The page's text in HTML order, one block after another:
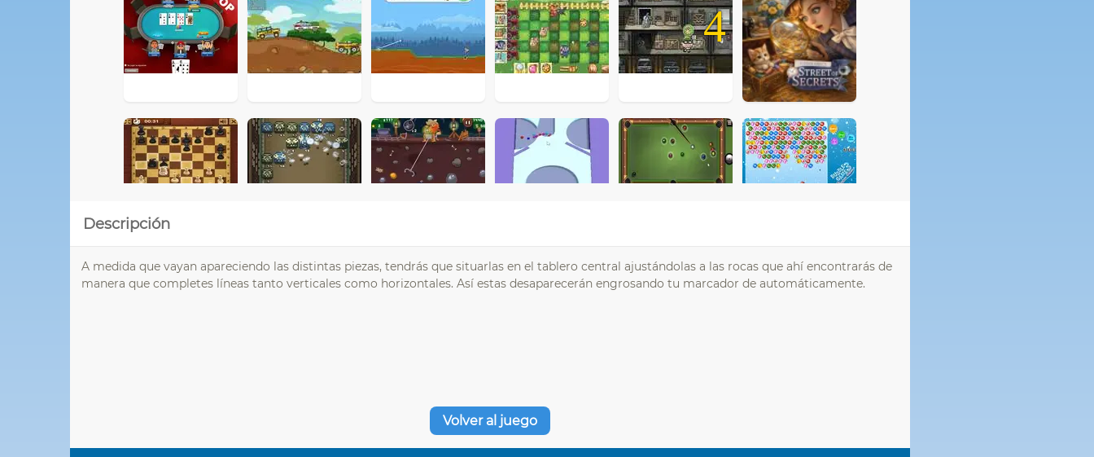
4
Descripción
A medida que vayan apareciendo las distintas piezas, tendrás que situarlas en el tablero central ajustándolas a las rocas que ahí encontrarás de
manera que completes líneas tanto verticales como horizontales. Así estas desaparecerán engrosando tu marcador de automáticamente.
Volver al juego